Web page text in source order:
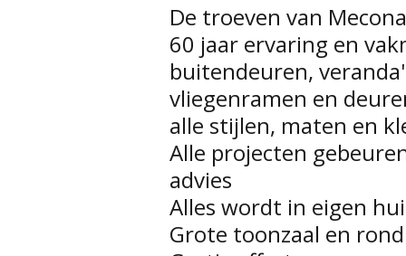
De troeven van
60 jaar ervaring en
buitendeuren,
vliegenramen en
alle stijlen, maten en
Alle projecten
advies
Alles wordt in eigen
Grote toonzaal en